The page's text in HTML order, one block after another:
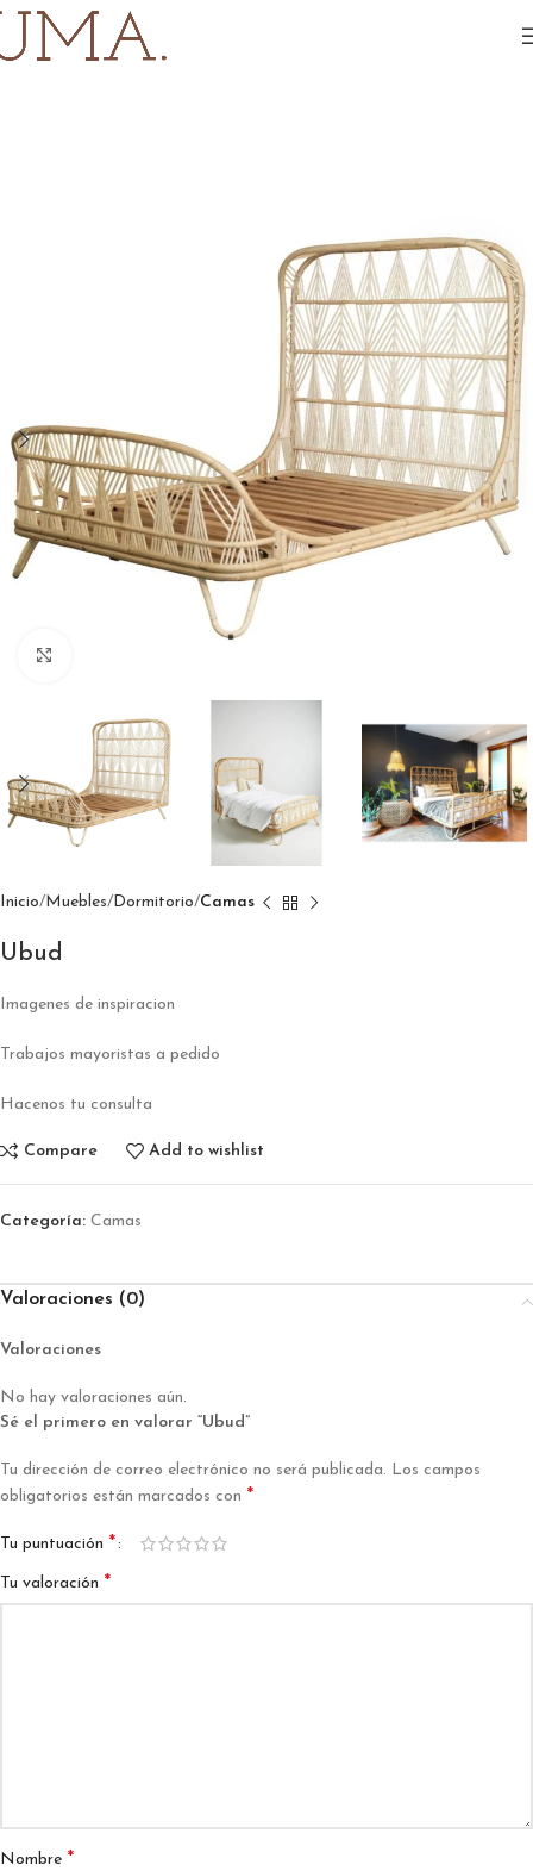
Inicio Muebles Dormitorio Camas
Ubud
Imagenes de inspiracion
Trabajos mayoristas a pedido
Hacenos tu consulta
Compare Add to wishlist
Categoría: Camas
Valoraciones (0)
Valoraciones
No hay valoraciones aún.
Sé el primero en valorar “Ubud”
Tu dirección de correo electrónico no será publicada. Los campos
obligatorios están marcados con *
Tu puntuación *
Tu valoración *
Nombre *